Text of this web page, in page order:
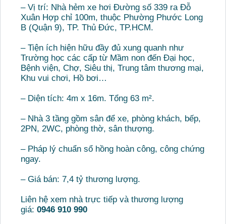
– Vị trí: Nhà hẻm xe hơi Đường số 339 ra Đỗ
Xuân Hợp chỉ 100m, thuộc Phường Phước Long
B (Quận 9), TP. Thủ Đức, TP.HCM.
– Tiện ích hiện hữu đầy đủ xung quanh như
Trường học các cấp từ Mầm non đến Đại học,
Bệnh viện, Chợ, Siêu thị, Trung tâm thương mại,
Khu vui chơi, Hồ bơi…
– Diện tích: 4m x 16m. Tổng 63 m².
– Nhà 3 tầng gồm sân để xe, phòng khách, bếp,
2PN, 2WC, phòng thờ, sân thượng.
– Pháp lý chuẩn sổ hồng hoàn công, công chứng
ngay.
– Giá bán: 7,4 tỷ thương lượng.
Liên hệ xem nhà trực tiếp và thương lượng
giá: 0946 910 990